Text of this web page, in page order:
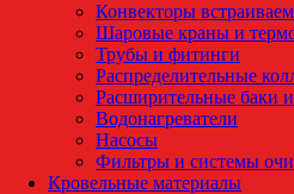
Конвекторы
Шаровые краны и
Трубы и фитинги
Распределительные
Расширительные баки
Водонагреватели
Насосы
Фильтры и системы
Кровельные материалы